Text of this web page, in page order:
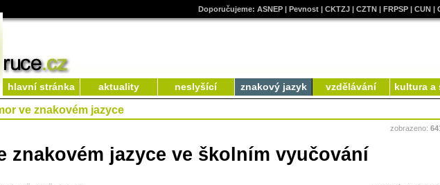
Doporučujeme: ASNEP| Pevnost| CKTZJ| CZTN| FRPSP| CUN|
hlavní stránka aktuality neslyšící znakový jazyk vzdělávání kultura a
ve znakovém jazyce
zobrazeno:
znakovém jazyce ve školním vyučování